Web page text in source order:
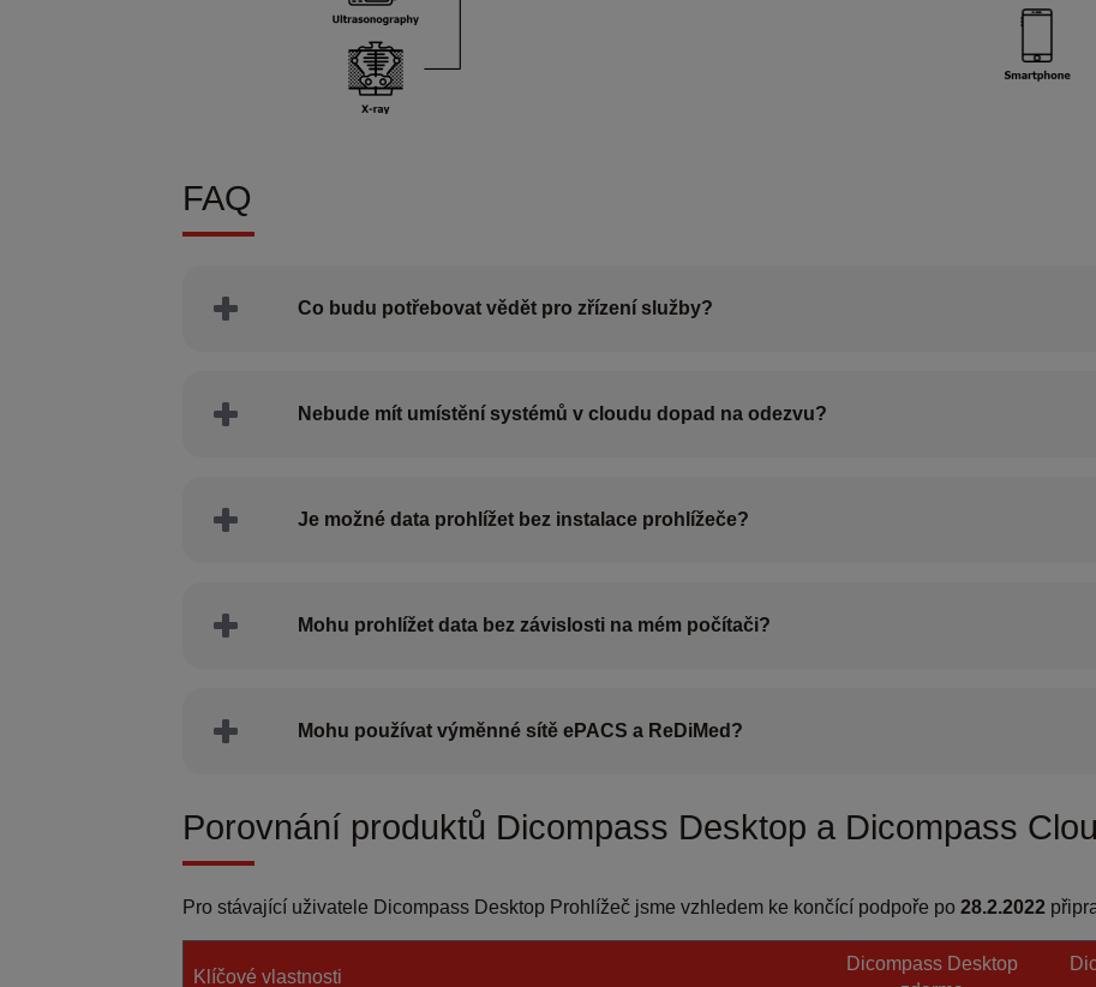
FAQ
Co budu potřebovat vědět pro zřízení služby?
Nebude mít umístění systémů v cloudu dopad na odezvu?
Je možné data prohlížet bez instalace prohlížeče?
Mohu prohlížet data bez závislosti na mém počítači?
Mohu používat výměnné sítě ePACS a ReDiMed?
Porovnání produktů Dicompass Desktop a Dicompass
Pro stávající uživatele Dicompass Desktop Prohlížeč jsme vzhledem ke končící podpoře po 28.2.2022
Klíčové vlastnosti
Dicompass Desktop